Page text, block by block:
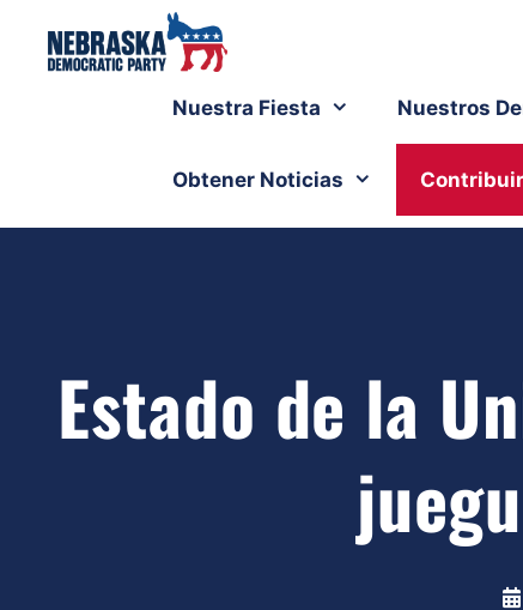
Nuestra Fiesta Nuestros
Obtener Noticias Contribuir
Estado de la